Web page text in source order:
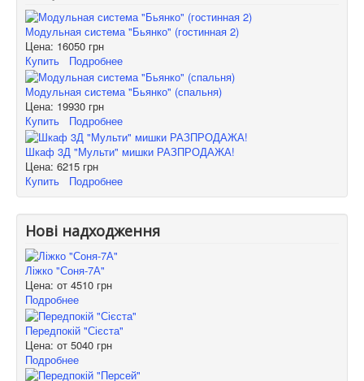
Модульная система "Бьянко" (гостинная 2)
Цена: 16050 грн
Купить
Подробнее
Модульная система "Бьянко" (спальня)
Цена: 19930 грн
Купить
Подробнее
Шкаф 3Д "Мульти" мишки РАЗПРОДАЖА!
Цена: 6215 грн
Купить
Подробнее
Нові надходження
Ліжко "Соня-7А"
Цена: от 4510 грн
Подробнее
Передпокій "Сієста"
Цена: от 5040 грн
Подробнее